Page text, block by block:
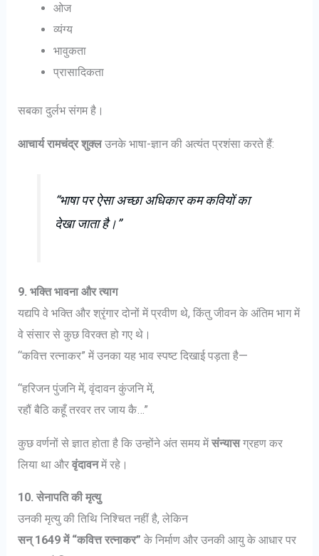
ओज
व्यंग्य
भावुकता
प्रासादिकता
सबका दुर्लभ संगम है।
आचार्य रामचंद्र शुक्लउनके भाषा-ज्ञान की अत्यंत प्रशंसा करते हैं:
“भाषा पर ऐसा अच्छा अधिकार कम कवियों का
देखा जाता है।”
9. भक्ति भावना और त्याग
यद्यपि वे भक्ति और श्रृंगार दोनों में प्रवीण थे, किंतु जीवन के अंतिम भाग में
वे संसार से कुछ विरक्त हो गए थे।
“कवित्त रत्नाकर” में उनका यह भाव स्पष्ट दिखाई पड़ता है—
“हरिजन पुंजनि में, वृंदावन कुंजनि में,
रहौं बैठि कहूँ तरवर तर जाय कै…”
कुछ वर्णनों से ज्ञात होता है कि उन्होंने अंत समय मेंसंन्यासग्रहण कर
लिया था औरवृंदावनमें रहे।
10. सेनापति की मृत्यु
उनकी मृत्यु की तिथि निश्चित नहीं है, लेकिन
सन् 1649 में “कवित्त रत्नाकर” के निर्माण और उनकी आयु के आधार पर